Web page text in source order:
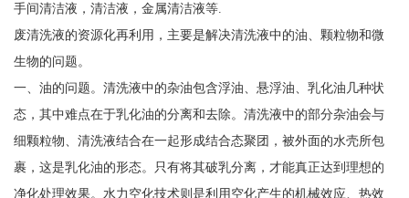
手间清洁液，清洁液，金属清洁液等.
废清洗液的资源化再利用，主要是解决清洗液中的油、颗粒物和微
生物的问题。
一、油的问题。清洗液中的杂油包含浮油、悬浮油、乳化油几种状
态，其中难点在于乳化油的分离和去除。清洗液中的部分杂油会与
细颗粒物、清洗液结合在一起形成结合态聚团，被外面的水壳所包
裹，这是乳化油的形态。只有将其破乳分离，才能真正达到理想的
净化处理效果。水力空化技术则是利用空化产生的机械效应、热效